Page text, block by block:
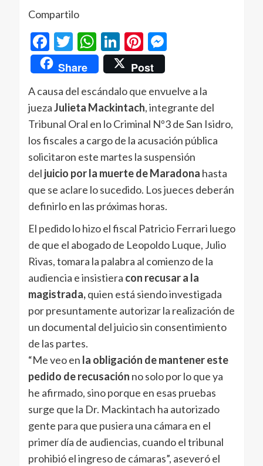
Compartilo
Facebook
Twitter
WhatsApp
LinkedIn
Pinterest
Messenger
Share Post
A causa del escándalo que envuelve a la
juezaJulieta Mackintach, integrante del
Tribunal Oral en lo Criminal Nº3 de San Isidro,
los fiscales a cargo de la acusación pública
solicitaron este martes la suspensión
del juicio por la muerte de Maradona hasta
que se aclare lo sucedido. Los jueces deberán
definirlo en las próximas horas.
El pedido lo hizo el fiscal Patricio Ferrari luego
de que el abogado de Leopoldo Luque, Julio
Rivas, tomara la palabra al comienzo de la
audiencia e insistiera con recusar a la
magistrada,quien está siendo investigada
por presuntamente autorizar la realización de
un documental del juicio sin consentimiento
de las partes.
“Me veo en la obligación de mantener este
pedido de recusación no solo por lo que ya
he afirmado, sino porque en esas pruebas
surge que la Dr. Mackintach ha autorizado
gente para que pusiera una cámara en el
primer día de audiencias, cuando el tribunal
prohibió el ingreso de cámaras”, aseveró el